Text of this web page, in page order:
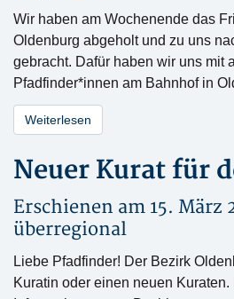
Wir haben am Wochenende das
Oldenburg abgeholt und zu uns
gebracht. Dafür haben wir uns mit
Pfadfinder*innen am Bahnhof in
Weiterlesen
Neuer Kurat für
Erschienen am 15. März
überregional
Liebe Pfadfinder! Der Bezirk
Kuratin oder einen neuen